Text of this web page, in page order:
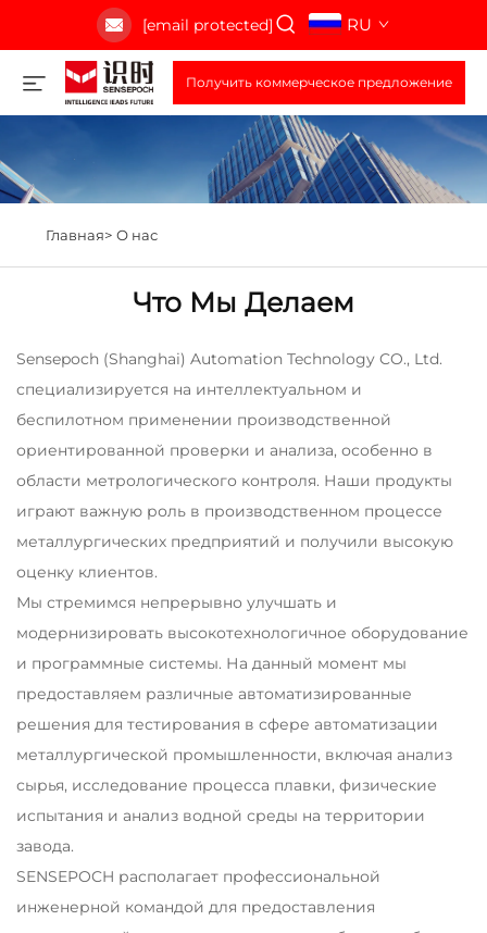
[email protected] RU
Получить коммерческое предложение
Главная> О нас
Что Мы Делаем
Sensepoch (Shanghai) Automation Technology CO., Ltd.
специализируется на интеллектуальном и
беспилотном применении производственной
ориентированной проверки и анализа, особенно в
области метрологического контроля. Наши продукты
играют важную роль в производственном процессе
металлургических предприятий и получили высокую
оценку клиентов.
Мы стремимся непрерывно улучшать и
модернизировать высокотехнологичное оборудование
и программные системы. На данный момент мы
предоставляем различные автоматизированные
решения для тестирования в сфере автоматизации
металлургической промышленности, включая анализ
сырья, исследование процесса плавки, физические
испытания и анализ водной среды на территории
завода.
SENSEPOCH располагает профессиональной
инженерной командой для предоставления